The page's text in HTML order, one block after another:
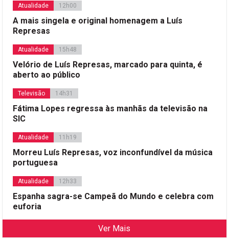
Atualidade 12h00
A mais singela e original homenagem a Luís
Represas
Atualidade 15h48
Velório de Luís Represas, marcado para quinta, é
aberto ao público
Televisão 14h31
Fátima Lopes regressa às manhãs da televisão na
SIC
Atualidade 11h19
Morreu Luís Represas, voz inconfundível da música
portuguesa
Atualidade 12h33
Espanha sagra-se Campeã do Mundo e celebra com
euforia
Ver Mais